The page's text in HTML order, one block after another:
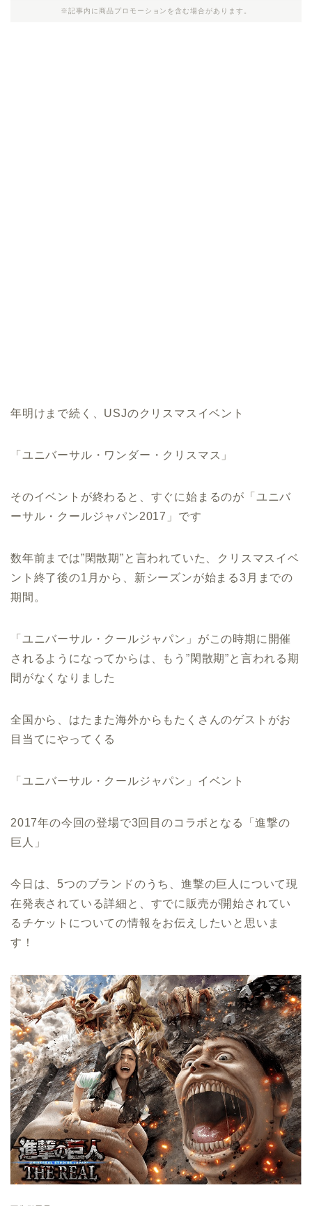
※記事内に商品プロモーションを含む場合があります。
年明けまで続く、USJのクリスマスイベント
「ユニバーサル・ワンダー・クリスマス」
そのイベントが終わると、すぐに始まるのが「ユニバ
ーサル・クールジャパン2017」です
数年前までは”閑散期”と言われていた、クリスマスイベ
ント終了後の1月から、新シーズンが始まる3月までの
期間。
「ユニバーサル・クールジャパン」がこの時期に開催
されるようになってからは、もう”閑散期”と言われる期
間がなくなりました
全国から、はたまた海外からもたくさんのゲストがお
目当てにやってくる
「ユニバーサル・クールジャパン」イベント
2017年の今回の登場で3回目のコラボとなる「進撃の
巨人」
今日は、5つのブランドのうち、進撃の巨人について現
在発表されている詳細と、すでに販売が開始されてい
るチケットについての情報をお伝えしたいと思いま
す！